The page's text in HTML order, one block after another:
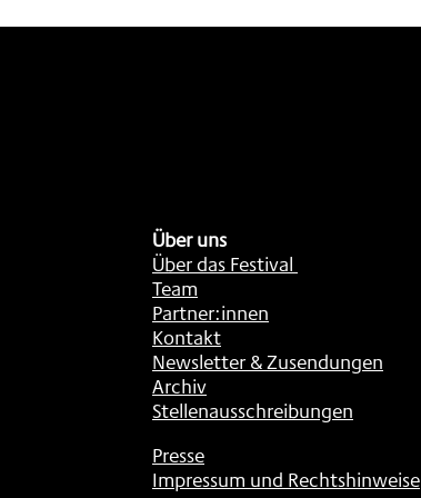
Über uns
Über das Festival
Team
Partner:innen
Kontakt
Newsletter & Zusendungen
Archiv
Stellenausschreibungen
Presse
Impressum und Rechtshinweise